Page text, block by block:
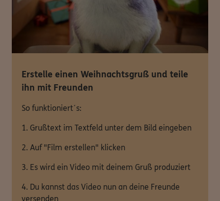
Erstelle einen Weihnachtsgruß und teile
ihn mit Freunden
So funktioniert´s:
1. Grußtext im Textfeld unter dem Bild eingeben
2. Auf "Film erstellen" klicken
3. Es wird ein Video mit deinem Gruß produziert
4. Du kannst das Video nun an deine Freunde
versenden